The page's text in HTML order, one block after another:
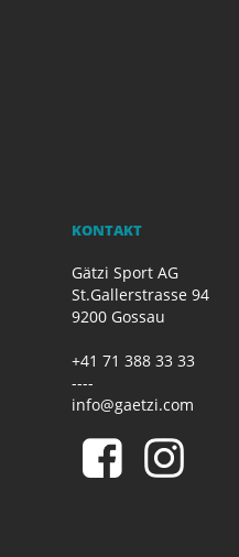
KONTAKT
Gätzi Sport AG
St.Gallerstrasse 94
9200 Gossau
+41 71 388 33 33
----
info@gaetzi.com